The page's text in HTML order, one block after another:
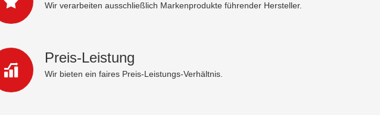
Wir verarbeiten ausschließlich Markenprodukte führender Hersteller.
Preis-Leistung
Wir bieten ein faires Preis-Leistungs-Verhältnis.